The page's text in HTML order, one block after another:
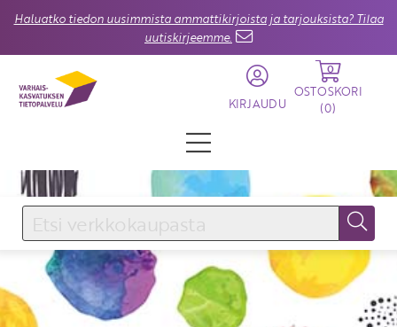
Haluatko tiedon uusimmista ammattikirjoista ja tarjouksista? Tilaa
uutiskirjeemme.
KIRJAUDU
0
OSTOSKORI
(0)
KIRJAUDU SISÄÄN
Käyttäjätunnus
Salasana